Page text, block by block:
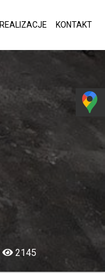
REALIZACJE KONTAKT
2145